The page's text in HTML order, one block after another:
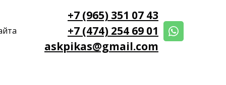
+7 (965) 351 07 43
+7 (474) 254 69 01
askpikas@gmail.com